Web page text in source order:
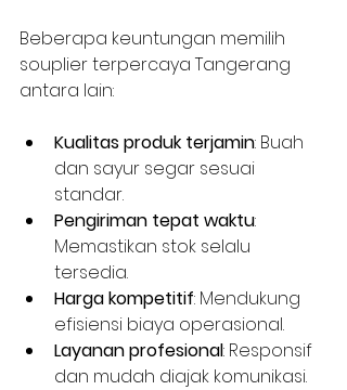
Beberapa keuntungan memilih
souplier terpercaya Tangerang
antara lain:
Kualitas produk terjamin: Buah
dan sayur segar sesuai
standar.
Pengiriman tepat waktu:
Memastikan stok selalu
tersedia.
Harga kompetitif: Mendukung
efisiensi biaya operasional.
Layanan profesional: Responsif
dan mudah diajak komunikasi.